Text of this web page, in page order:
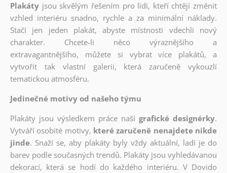
Plakáty jsou skvělým řešením pro lidi, kteří chtějí změnit
vzhled interiéru snadno, rychle a za minimální náklady.
Stačí jen jeden plakát, abyste místnosti vdechli nový
charakter. Chcete-li něco výraznějšího a
extravagantnějšího, můžete si vybrat více plakátů, a
vytvořit tak vlastní galerii, která zaručeně vykouzlí
tematickou atmosféru.
Jedinečné motivy od našeho týmu
Plakáty jsou výsledkem práce naší grafické designérky.
Vytváří osobité motivy, které zaručeně nenajdete nikde
jinde. Snaží se, aby plakáty byly vždy aktuální, ladí je do
barev podle současných trendů. Plakáty jsou vyhledávanou
dekorací, která se hodí do každého interiéru. V Dovido